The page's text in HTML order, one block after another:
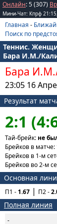
Онлайн: 5 (307)
Мини-Чат: Кпрф 21:15
Главная -
Поиск по
Теннис.
Бара И.М./
Бара
23:05 16
Результат
2:1
Тай-брейк: не
Брейков в матче:
Брейков в 1-м
Брейков во 2-м
Основная
П1 -1.67 П2 -
Полная линия
-